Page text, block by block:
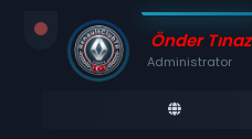
Önder Tınaz
Administrator